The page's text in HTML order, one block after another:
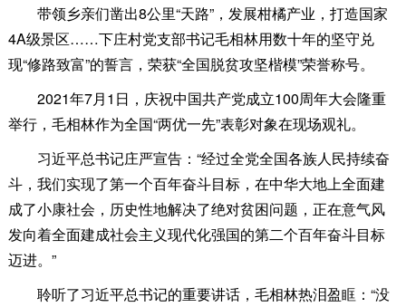
带领乡亲们凿出8公里“天路”，发展柑橘产业，打造国家
4A级景区……下庄村党支部书记毛相林用数十年的坚守兑
现“修路致富”的誓言，荣获“全国脱贫攻坚楷模”荣誉称号。
2021年7月1日，庆祝中国共产党成立100周年大会隆重
举行，毛相林作为全国“两优一先”表彰对象在现场观礼。
习近平总书记庄严宣告：“经过全党全国各族人民持续奋
斗，我们实现了第一个百年奋斗目标，在中华大地上全面建
成了小康社会，历史性地解决了绝对贫困问题，正在意气风
发向着全面建成社会主义现代化强国的第二个百年奋斗目标
迈进。”
聆听了习近平总书记的重要讲话，毛相林热泪盈眶：“没